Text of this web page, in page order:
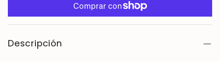
Descripción